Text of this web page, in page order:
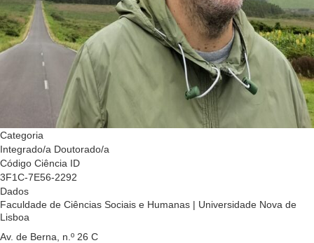
Categoria
Integrado/a Doutorado/a
Código Ciência ID
3F1C-7E56-2292
Dados
Faculdade de Ciências Sociais e Humanas | Universidade Nova de
Lisboa
Av. de Berna, n.º 26 C